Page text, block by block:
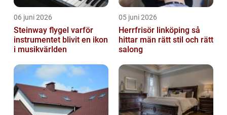
06 juni 2026
Steinway flygel varför
instrumentet blivit en ikon
i musikvärlden
05 juni 2026
Herrfrisör linköping så
hittar män rätt stil och rätt
salong